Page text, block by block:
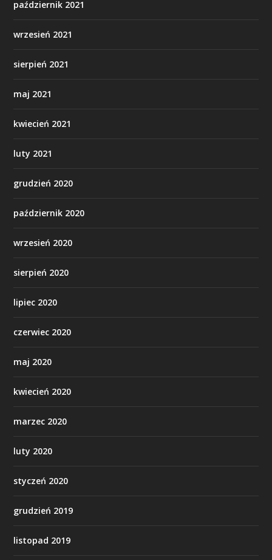
październik 2021
wrzesień 2021
sierpień 2021
maj 2021
kwiecień 2021
luty 2021
grudzień 2020
październik 2020
wrzesień 2020
sierpień 2020
lipiec 2020
czerwiec 2020
maj 2020
kwiecień 2020
marzec 2020
luty 2020
styczeń 2020
grudzień 2019
listopad 2019